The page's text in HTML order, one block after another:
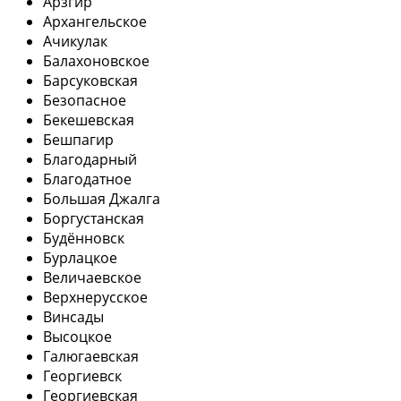
Архангельское
Ачикулак
Балахоновское
Барсуковская
Безопасное
Бекешевская
Бешпагир
Благодарный
Благодатное
Большая Джалга
Боргустанская
Будённовск
Бурлацкое
Величаевское
Верхнерусское
Винсады
Высоцкое
Галюгаевская
Георгиевск
Георгиевская